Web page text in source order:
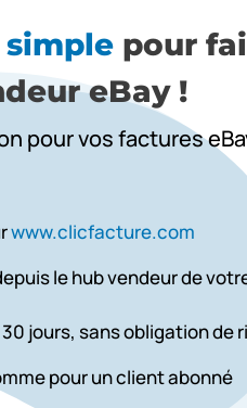
pour
eBay !
pour vos factures
www.clicfacture.com
le hub vendeur de
jours, sans obligation de
pour un client abonné